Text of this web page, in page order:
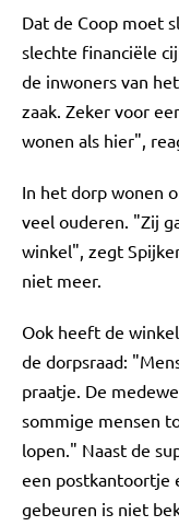
Dat de Coop moet
slechte financiële
de inwoners van
zaak. Zeker voor
wonen als hier",
In het dorp wonen
veel ouderen. "Zij
winkel", zegt
niet meer.
Ook heeft de
de dorpsraad:
praatje. De
sommige mensen
lopen." Naast de
een postkantoortje
gebeuren is niet